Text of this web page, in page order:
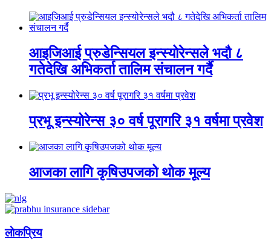
आइजिआई प्रुडेन्सियल इन्स्योरेन्सले भदौ ८
गतेदेखि अभिकर्ता तालिम संचालन गर्दै
प्रभू इन्स्योरेन्स ३० वर्ष पूरागरि ३१ वर्षमा प्रवेश
आजका लागि कृषिउपजको थोक मूल्य
लाेकप्रिय